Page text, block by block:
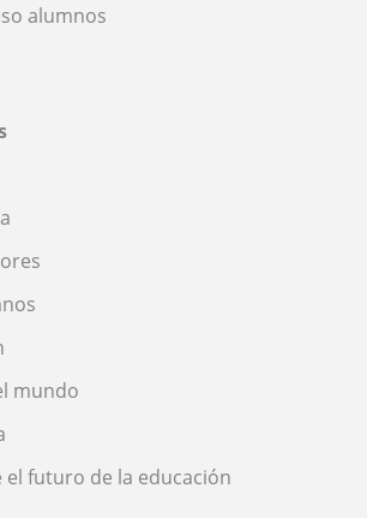
alumnos
mundo
futuro de la educación